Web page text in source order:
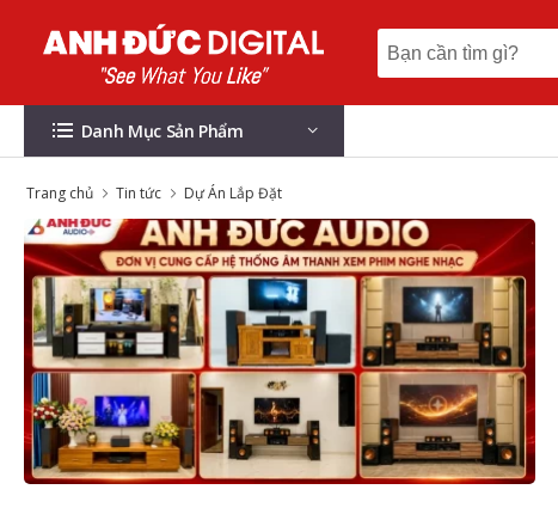
Danh Mục Sản Phẩm
Trang chủ Tin tức Dự Án Lắp Đặt